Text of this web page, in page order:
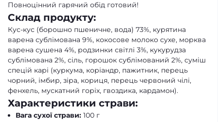
Повноцінний гарячий обід готовий!
Склад продукту:
Кус-кус (борошно пшеничне, вода) 73%, курятина
варена сублімована 9%, кокосове молоко сухе, морква
варена сушена 4%, родзинки світлі 3%, кукурудза
сублімована 2%, сіль, горошок сублімований 2%, суміш
спецій карі (куркума, коріандр, пажитник, перець
чорний, імбир, зіра, кориця, перець червоний чілі,
фенхель, мускатний горіх, гвоздика, кардамон).
Характеристики страви:
Вага сухої страви: 100 г